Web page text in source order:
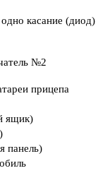
касание (диод)
№2
прицепа
ящик)
панель)